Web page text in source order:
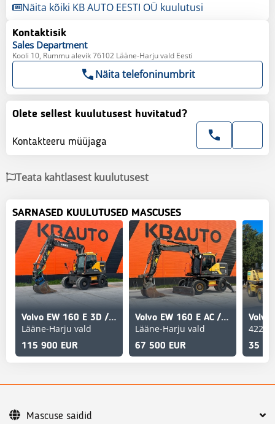
Näita kõiki KB AUTO EESTI OÜ kuulutusi
Kontaktisik
Sales Department
Kooli 10, Rummu alevik 76102 Lääne-Harju vald Eesti
Näita telefoninumbrit
Olete sellest kuulutusest huvitatud?
Kontakteeru müüjaga
Teata kahtlasest kuulutusest
SARNASED KUULUTUSED MASCUSES
Volvo EW 160 E 3D / TILT / AC / CENTRAL LUBRICATION / AU
Lääne-Harju vald
115 900 EUR
Volvo EW 160 E AC / CENTRAL LUBRICATION / AUXILIARY HEAT
Lääne-Harju vald
67 500 EUR
Volvo
422
35
Mascuse saidid